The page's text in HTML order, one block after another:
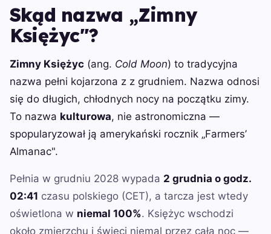
Skąd nazwa „Zimny
Księżyc"?
Zimny Księżyc (ang. Cold Moon) to tradycyjna
nazwa pełni kojarzona z z grudniem. Nazwa odnosi
się do długich, chłodnych nocy na początku zimy.
To nazwa kulturowa, nie astronomiczna —
spopularyzował ją amerykański rocznik „Farmers’
Almanac".
Pełnia w grudniu 2028 wypada 2 grudnia o godz.
02:41 czasu polskiego (CET), a tarcza jest wtedy
oświetlona w niemal 100%. Księżyc wschodzi
około zmierzchu i świeci niemal przez całą noc —